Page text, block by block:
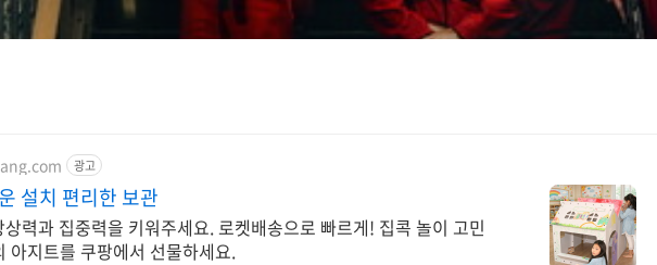
광고
설치 편리한 보관
력과 집중력을 키워주세요. 로켓배송으로 빠르게! 집콕 놀이 고민
아지트를 쿠팡에서 선물하세요.